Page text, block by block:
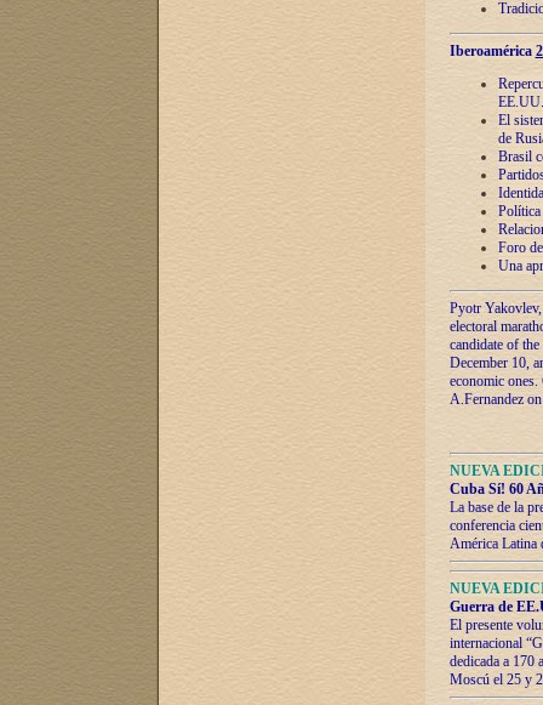
Iberoamérica
EE.UU.
El
de
Brasil
Política
Foro
Una
Pyotr
electoral
candidate of
December 10,
economic
A.Fernandez
NUEVA
Cuba Sí! 60
La base de la
conferencia
América Latina
NUEVA
Guerra de
El presente
internacional
dedicada a 170
Moscú el 25 y